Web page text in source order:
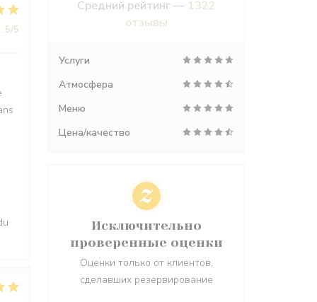
: 5/5
Средний рейтинг — 1322
отзывы
Услуги
Атмосфера
Меню
Цена/качество
Исключительно
проверенные оценки
Оценки только от клиентов,
сделавших резервирование